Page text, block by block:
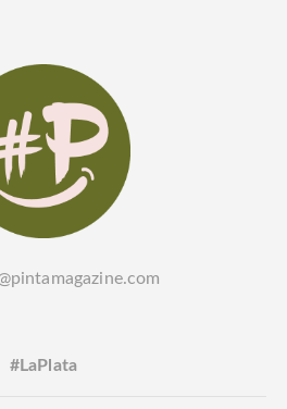
#LaPlata